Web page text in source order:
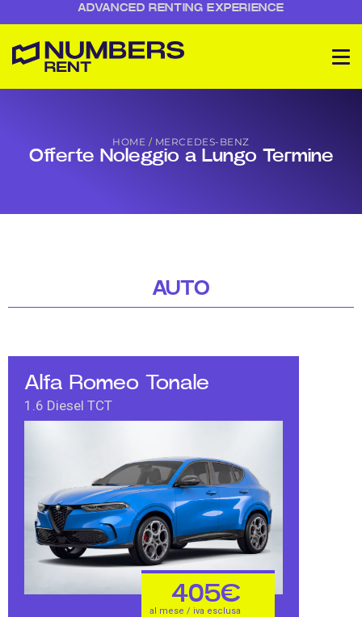
ADVANCED RENTING EXPERIENCE
Offerte Noleggio a Lungo Termine
HOME / MERCEDES-BENZ
AUTO
Alfa Romeo Tonale
1.6 Diesel TCT
405€
al mese / iva esclusa